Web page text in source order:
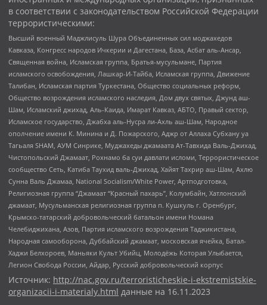
в соответствии с законодательством Российской Федерации
террористическими:
Высший военный Маджлисуль Шура Объединенных сил моджахедов
Кавказа, Конгресс народов Ичкерии и Дагестана, База, Асбат аль-Ансар,
Священная война, Исламская группа, Братья-мусульмане, Партия
исламского освобождения, Лашкар-И-Тайба, Исламская группа, Движение
Талибан, Исламская партия Туркестана, Общество социальных реформ,
Общество возрождения исламского наследия, Дом двух святых, Джунд аш-
Шам, Исламский джихад, Аль-Каида, Имарат Кавказ, АБТО, Правый сектор,
Исламское государство, Джабха аль-Нусра ли-Ахль аш-Шам, Народное
ополчение имени К. Минина и Д. Пожарского, Аджр от Аллаха Субхану уа
Тагьаля SHAM, АУМ Синрике, Муджахеды джамаата Ат-Тавхида Валь-Джихад,
Чистопольский Джамаат, Рохнамо ба суи давлати исломи, Террористическое
сообщество Сеть, Катиба Таухид валь-Джихад, Хайят Тахрир аш-Шам, Ахлю
Сунна Валь Джамаа, National Socialism/White Power, Артподготовка,
Религиозная группа “Джамаат “Красный пахарь”, Колумбайн, Хатлонский
джамаат, Мусульманская религиозная группа п. Кушкуль г. Оренбург,
Крымско-татарский добровольческий батальон имени Номана
Челебиджихана, Азов, Партия исламского возрождения Таджикистана,
Народная самооборона, Дуббайский джамаат, московская ячейка, Батал-
Хаджи Белхороев, Маньяки Культ Убийц, Молодёжь Которая Улыбается,
Легион Свобода России, Айдар, Русский добровольческий корпус
Источник: http://nac.gov.ru/terroristicheskie-i-ekstremistskie-
organizacii-i-materialy.html данные на 16.11.2023